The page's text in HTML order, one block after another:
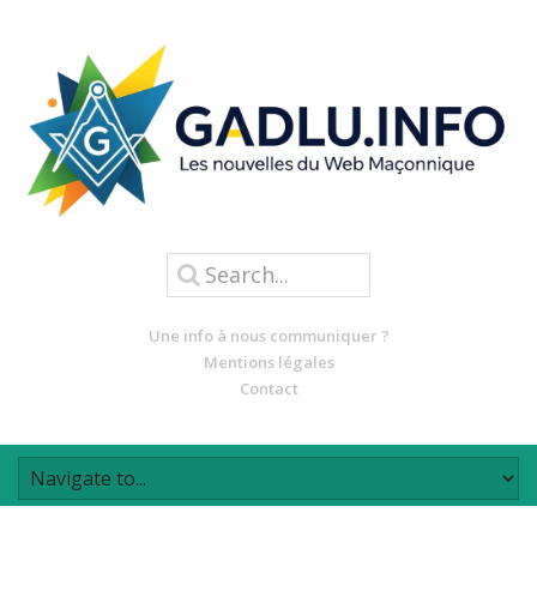
Une info à nous communiquer ?
Mentions légales
Contact